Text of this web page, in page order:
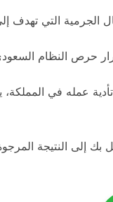
الجرمية التي تهدف
حرص النظام
عمله في المملكة،
إلى النتيجة